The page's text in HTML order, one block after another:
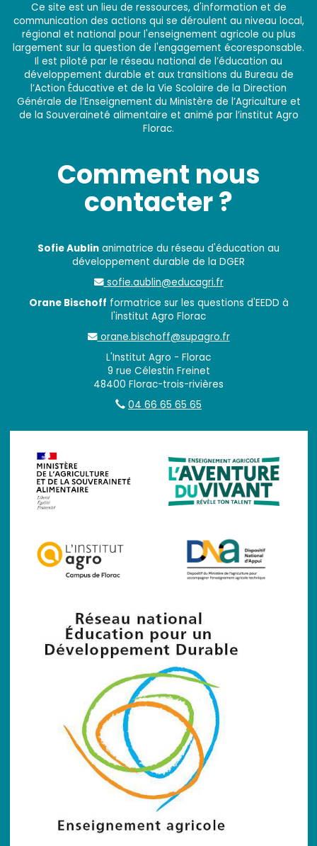
Ce site est un lieu de ressources, d'information et de
communication des actions qui se déroulent au niveau local,
régional et national pour l'enseignement agricole ou plus
largement sur la question de l'engagement écoresponsable.
Il est piloté par le réseau national de l’éducation au
développement durable et aux transitions du Bureau de
l’Action Éducative et de la Vie Scolaire de la Direction
Générale de l’Enseignement du Ministère de l’Agriculture et
de la Souveraineté alimentaire et animé par l’institut Agro
Florac.
Comment nous
contacter ?
Sofie Aublin animatrice du réseau d'éducation au
développement durable de la DGER
sofie.aublin@educagri.fr
Orane Bischoff formatrice sur les questions d'EEDD à
l'institut Agro Florac
orane.bischoff@supagro.fr
L'Institut Agro - Florac
9 rue Célestin Freinet
48400 Florac-trois-rivières
04 66 65 65 65